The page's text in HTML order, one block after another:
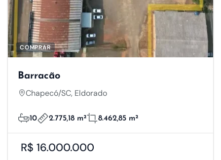
COMPRAR
Barracão
Chapecó/SC, Eldorado
10 2.775,18 m² 8.462,85 m²
R$ 16.000.000